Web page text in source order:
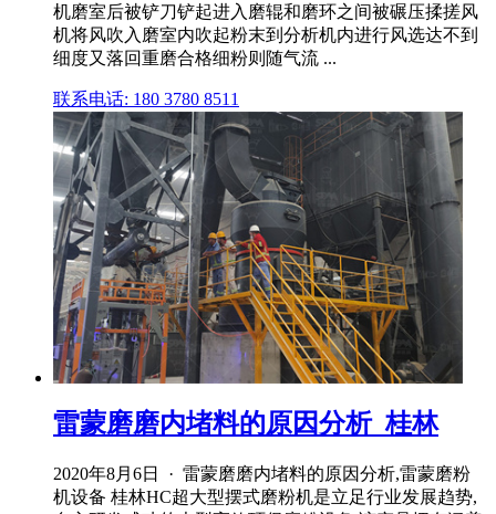
机磨室后被铲刀铲起进入磨辊和磨环之间被碾压揉搓风
机将风吹入磨室内吹起粉末到分析机内进行风选达不到
细度又落回重磨合格细粉则随气流 ...
联系电话: 180 3780 8511
雷蒙磨磨内堵料的原因分析_桂林
2020年8月6日 · 雷蒙磨磨内堵料的原因分析,雷蒙磨粉
机设备 桂林HC超大型摆式磨粉机是立足行业发展趋势,